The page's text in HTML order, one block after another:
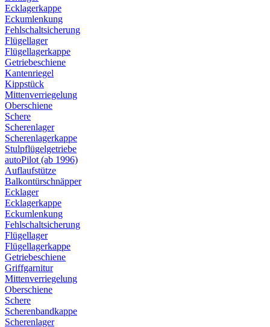
Ecklagerkappe
Eckumlenkung
Fehlschaltsicherung
Flügellager
Flügellagerkappe
Getriebeschiene
Kantenriegel
Kippstück
Mittenverriegelung
Oberschiene
Schere
Scherenlager
Scherenlagerkappe
Stulpflügelgetriebe
autoPilot (ab 1996)
Auflaufstütze
Balkontürschnäpper
Ecklager
Ecklagerkappe
Eckumlenkung
Fehlschaltsicherung
Flügellager
Flügellagerkappe
Getriebeschiene
Griffgarnitur
Mittenverriegelung
Oberschiene
Schere
Scherenbandkappe
Scherenlager